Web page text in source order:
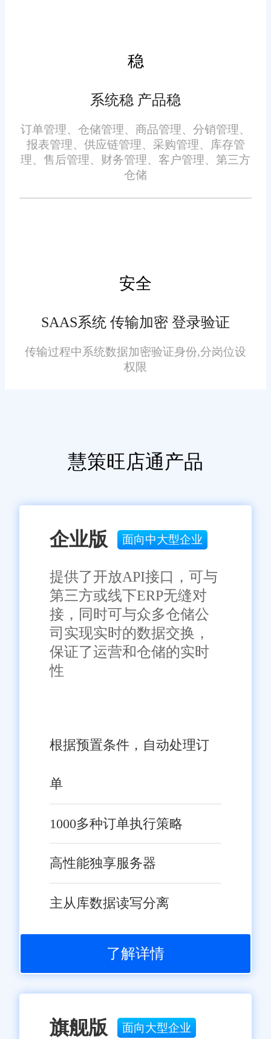
内置的大数据分析工具能够
挖掘，为企业制定精准营销策
略、优化库存结构提供数据支
持。
5. 客户关系管理
运营效率显著提升：通过旺
店通ERP系统的实施，多家静安
区生鲜配送企业实现了业务流程
的库存管理和冷链物流优化，有
准确的订单处理和高品质的配送
评，提升了品牌形象和市场份
额。
决策更加科学：基于数据分
析的市场洞察，使企业能够更灵
活地调整经营策略，把握市场先
旺店通ERP管理系统在静安
区生鲜配送行业的成功定制与应
用，不仅解决了行业面临的诸多
和经济效益的双重飞跃。随着技
未来将有更多生鲜配送企业加入
业的现代化发展，为消费者提供
站对于您因信赖该信息引起的损失概不负责。本网站发布的部分内
稳
系统稳 产品稳
订单管理、仓储管理、商品管理、分销管理、
报表管理、供应链管理、采购管理、库存管
理、售后管理、财务管理、客户管理、第三方
仓储
安全
SAAS系统 传输加密 登录验证
传输过程中系统数据加密验证身份,分岗位设
权限
慧策旺店通产品
企业版 面向中大型企业
提供了开放API接口，可与
第三方或线下ERP无缝对
接，同时可与众多仓储公
司实现实时的数据交换，
保证了运营和仓储的实时
性
根据预置条件，自动处理订
单
1000多种订单执行策略
高性能独享服务器
主从库数据读写分离
了解详情
旗舰版 面向大型企业